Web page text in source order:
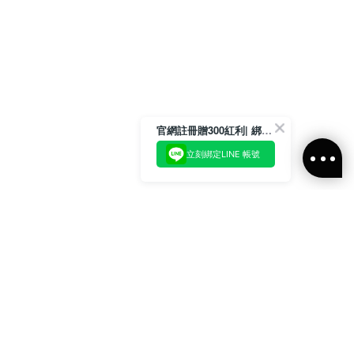
官網註冊贈300紅利| 綁定LINE再領取專屬優惠
立刻綁定LINE 帳號